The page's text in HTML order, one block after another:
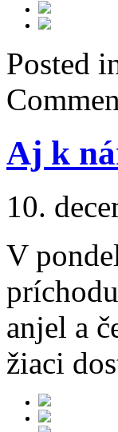
Posted
Aj k
10.
V
anjel a
žiaci